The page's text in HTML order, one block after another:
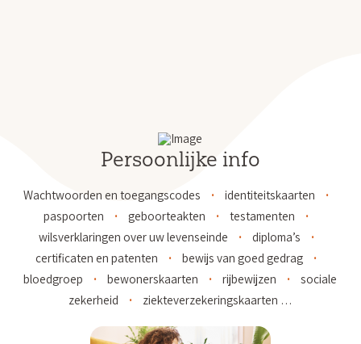
Persoonlijke info
Wachtwoorden en toegangscodes
identiteitskaarten
paspoorten
geboorteakten
testamenten
wilsverklaringen over uw levenseinde
diploma’s
certificaten en patenten
bewijs van goed gedrag
bloedgroep
bewonerskaarten rijbewijzen
sociale
zekerheid
ziekteverzekeringskaarten …